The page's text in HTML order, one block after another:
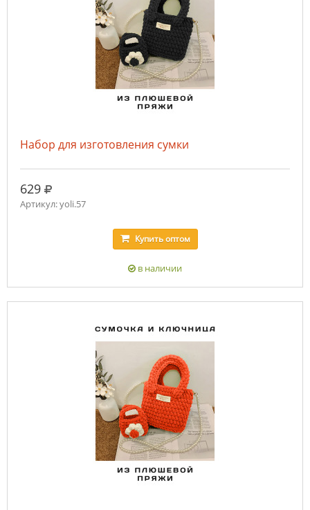
Набор для изготовления сумки
629 руб.
Артикул: yoli.57
Купитьоптом
в наличии